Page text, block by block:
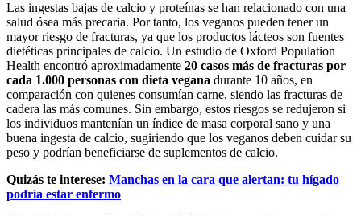
Las ingestas bajas de calcio y proteínas se han relacionado con una
salud ósea más precaria. Por tanto, los veganos pueden tener un
mayor riesgo de fracturas, ya que los productos lácteos son fuentes
dietéticas principales de calcio. Un estudio de Oxford Population
Health encontró aproximadamente 20 casos más de fracturas por
cada 1.000 personas con dieta vegana durante 10 años, en
comparación con quienes consumían carne, siendo las fracturas de
cadera las más comunes. Sin embargo, estos riesgos se redujeron si
los individuos mantenían un índice de masa corporal sano y una
buena ingesta de calcio, sugiriendo que los veganos deben cuidar su
peso y podrían beneficiarse de suplementos de calcio.
Quizás te interese: Manchas en la cara que alertan: tu hígado
podría estar enfermo